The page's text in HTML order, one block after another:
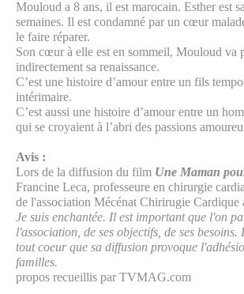
Mouloud a 8 ans, il est marocain. Esther est
semaines. Il est condamné par un cœur
le faire réparer.
Son cœur à elle est en sommeil, Mouloud va
indirectement sa renaissance.
C’est une histoire d’amour entre un fils
intérimaire.
C’est aussi une histoire d’amour entre un
qui se croyaient à l’abri des passions
Avis :
Lors de la diffusion du film Une Maman
Francine Leca, professeure en chirurgie
de l'association Mécénat Chirirugie Cardique
Je suis enchantée. Il est important que l'on
l'association, de ses objectifs, de ses besoins.
tout coeur que sa diffusion provoque
familles.
propos recueillis par TVMAG.com